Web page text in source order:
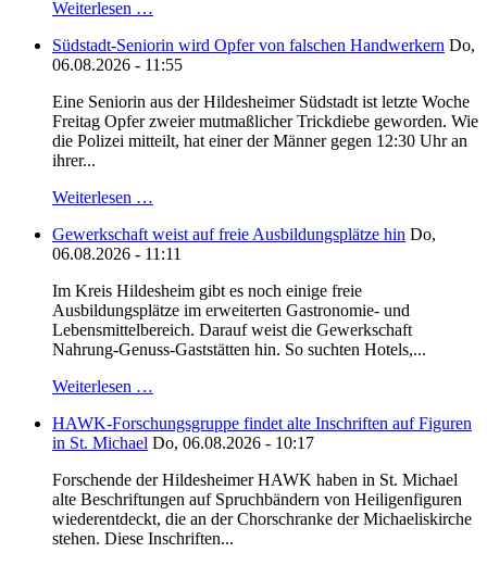
Weiterlesen …
Südstadt-Seniorin wird Opfer von falschen Handwerkern Do,
06.08.2026 - 11:55
Eine Seniorin aus der Hildesheimer Südstadt ist letzte Woche
Freitag Opfer zweier mutmaßlicher Trickdiebe geworden. Wie
die Polizei mitteilt, hat einer der Männer gegen 12:30 Uhr an
ihrer...
Weiterlesen …
Gewerkschaft weist auf freie Ausbildungsplätze hin Do,
06.08.2026 - 11:11
Im Kreis Hildesheim gibt es noch einige freie
Ausbildungsplätze im erweiterten Gastronomie- und
Lebensmittelbereich. Darauf weist die Gewerkschaft
Nahrung-Genuss-Gaststätten hin. So suchten Hotels,...
Weiterlesen …
HAWK-Forschungsgruppe findet alte Inschriften auf Figuren
in St. Michael Do, 06.08.2026 - 10:17
Forschende der Hildesheimer HAWK haben in St. Michael
alte Beschriftungen auf Spruchbändern von Heiligenfiguren
wiederentdeckt, die an der Chorschranke der Michaeliskirche
stehen. Diese Inschriften...